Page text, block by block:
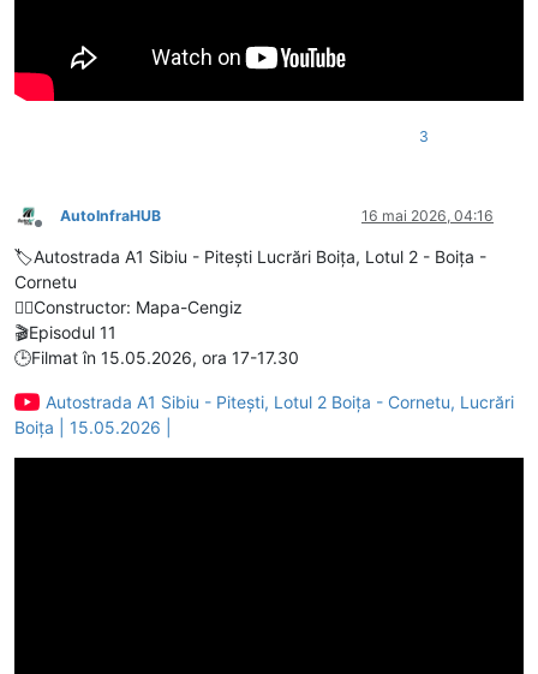
3
Deconectat
AutoInfraHUB 16 mai 2026, 04:16
🏷️Autostrada A1 Sibiu - Pitești Lucrări Boița, Lotul 2 - Boița -
Cornetu
👷‍♂️Constructor: Mapa-Cengiz
🎬Episodul 11
🕒Filmat în 15.05.2026, ora 17-17.30
Autostrada A1 Sibiu - Pitești, Lotul 2 Boița - Cornetu, Lucrări
Boița | 15.05.2026 |